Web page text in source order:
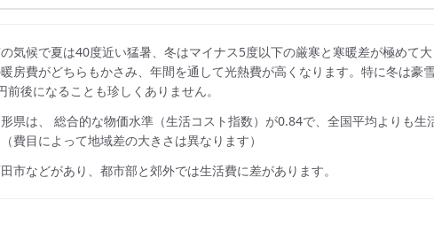
気候で夏は40度近い猛暑、冬はマイナス5度以下の厳寒と寒暖差が極めて
房費がどちらもかさみ、年間を通して光熱費が高くなります。特に冬は豪
後になることも珍しくありません。
県は、 総合的な物価水準（生活コスト指数）が0.84で、 全国平均よりも生
（費目によって地域差の大きさは異なります）
市などがあり、都市部と郊外では生活費に差があります。